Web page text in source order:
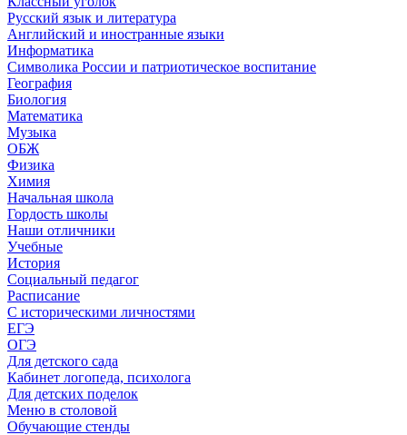
Русский язык и литература
Английский и иностранные языки
Информатика
Символика России и патриотическое воспитание
География
Биология
Математика
Музыка
ОБЖ
Физика
Химия
Начальная школа
Гордость школы
Наши отличники
Учебные
История
Социальный педагог
Расписание
С историческими личностями
ЕГЭ
ОГЭ
Для детского сада
Кабинет логопеда, психолога
Для детских поделок
Меню в столовой
Обучающие стенды